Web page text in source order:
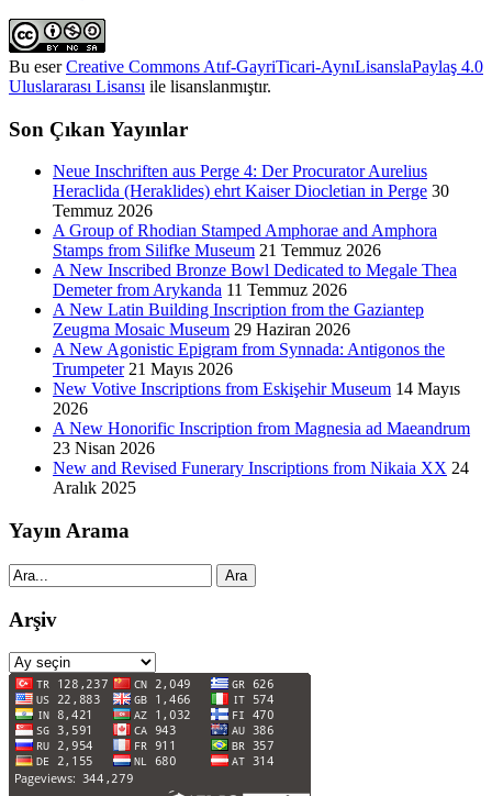
Bu eserCreative Commons Atıf-GayriTicari-AynıLisanslaPaylaş 4.0
Uluslararası Lisansı ile lisanslanmıştır.
Son Çıkan Yayınlar
Neue Inschriften aus Perge 4: Der Procurator Aurelius
Heraclida (Heraklides) ehrt Kaiser Diocletian in Perge 30
Temmuz 2026
A Group of Rhodian Stamped Amphorae and Amphora
Stamps from Silifke Museum 21 Temmuz 2026
A New Inscribed Bronze Bowl Dedicated to Megale Thea
Demeter from Arykanda 11 Temmuz 2026
A New Latin Building Inscription from the Gaziantep
Zeugma Mosaic Museum 29 Haziran 2026
A New Agonistic Epigram from Synnada: Antigonos the
Trumpeter 21 Mayıs 2026
New Votive Inscriptions from Eskişehir Museum 14 Mayıs
2026
A New Honorific Inscription from Magnesia ad Maeandrum
23 Nisan 2026
New and Revised Funerary Inscriptions from Nikaia XX 24
Aralık 2025
Yayın Arama
Ara
Arşiv
Arşiv